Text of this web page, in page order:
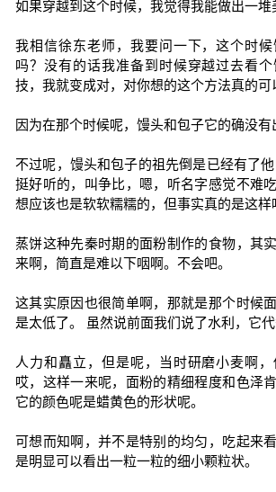
如果穿越到这个时候，我觉得我能做出一堆
我相信徐东老师，我要问一下，这个时
吗？没有的话我准备到时候穿越过去看
技，我就变成对，对你想的这个方法真的可
因为在那个时候呢，馒头和包子它的确没有
不过呢，馒头和包子的祖先倒是已经有了
挺好听的，叫争比，嗯，听名字感觉不难
想应该也是软软糯糯的，但事实真的是这样
蒸饼这种先秦时期的面粉制作的食物，其
来啊，简直是难以下咽啊。不会吧。
这其实原因也很简单啊，那就是那个时候
是太低了。 虽然说前面我们说了水利，它代
人力和矗立，但是呢，当时研磨小麦啊，
哎，这样一来呢，面粉的精细程度和色泽
它的颜色呢是蜡黄色的形状呢。
可想而知啊，并不是特别的均匀，吃起来
是明显可以看出一粒一粒的细小颗粒状。